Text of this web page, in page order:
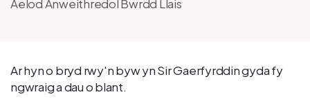
Aelod Anweithredol Bwrdd Llais
Ar hyn o bryd rwy'n byw yn Sir Gaerfyrddin gyda fy
ngwraig a dau o blant.